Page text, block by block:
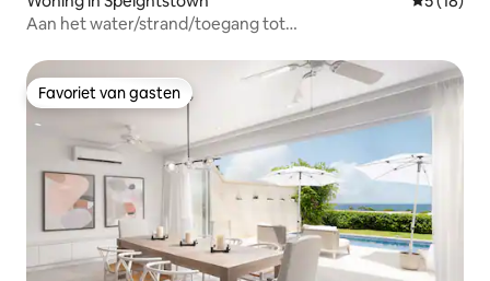
Aan het water/strand/toegang tot
Favoriet van gasten
Favoriet van gasten